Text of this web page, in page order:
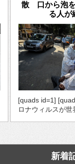
散 口から泡
る人が
[quads id=1]
ロナウィルスが世
新着